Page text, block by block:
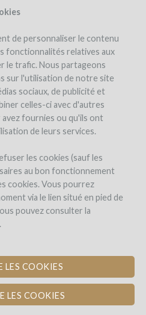
de personnaliser le contenu
fonctionnalités relatives aux
le trafic. Nous partageons
sur l'utilisation de notre site
sociaux, de publicité et
celles-ci avec d'autres
fournies ou qu'ils ont
de leurs services.
les cookies (sauf les
au bon fonctionnement
cookies. Vous pourrez
via le lien situé en pied de
pouvez consulter la
LES COOKIES
LES COOKIES
les remboursements en vin
Hope
SITE INTERNET DE
DU SUD
LE